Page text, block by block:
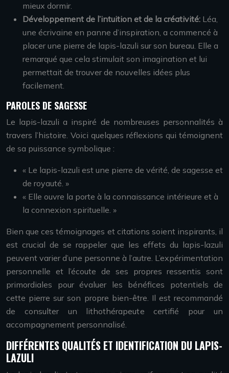
mieux dormir.
Développement de l’intuition et de la créativité: Léa,
une écrivaine en panne d’inspiration, a commencé à
placer une pierre de lapis-lazuli sur son bureau. Elle a
remarqué que cela stimulait son imagination et lui
permettait de trouver de nouvelles idées plus
facilement.
PAROLES DE SAGESSE
Le lapis-lazuli a inspiré de nombreuses personnalités à
travers l’histoire. Voici quelques réflexions qui témoignent
de sa puissance symbolique :
« Le lapis-lazuli est une pierre de vérité, de sagesse et
de royauté. »
« Elle ouvre la porte à la connaissance intérieure et à
la connexion spirituelle. »
Bien que ces témoignages et citations soient inspirants, il
est crucial de se rappeler que les effets du lapis-lazuli
peuvent varier d’une personne à l’autre. L’expérimentation
personnelle et l’écoute de ses propres ressentis sont
primordiales pour évaluer les bénéfices potentiels de
cette pierre sur son propre bien-être. Il est recommandé
de consulter un lithothérapeute certifié pour un
accompagnement personnalisé.
DIFFÉRENTES QUALITÉS ET IDENTIFICATION DU LAPIS-
LAZULI